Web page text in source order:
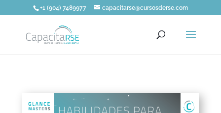
+1 (904) 7489977 capacitarse@cursosderse.com